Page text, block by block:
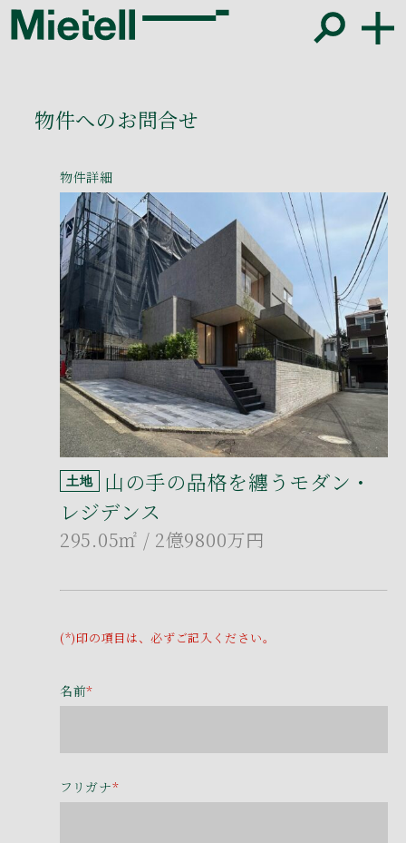
物件へのお問合せ
物件詳細
土地
山の手の品格を纏うモダン・
レジデンス
295.05㎡ / 2億9800万円
(*)印の項目は、必ずご記入ください。
名前*
フリガナ*